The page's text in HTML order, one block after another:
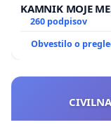
KAMNIK
260 podpisov
Obvestilo o